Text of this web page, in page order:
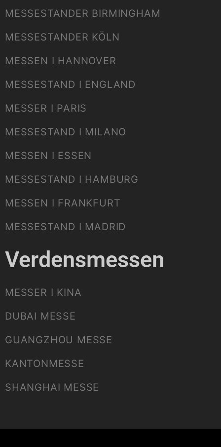
MESSESTANDER BIRMINGHAM
MESSESTANDER KÖLN
MESSEN I HANNOVER
MESSESTAND I ENGLAND
MESSER I PARIS
MESSESTAND I MILANO
MESSEN I ESSEN
MESSESTAND I HAMBURG
MESSEN I FRANKFURT
MESSESTAND I MADRID
Verdensmessen
MESSER I KINA
DUBAI MESSE
GUANGZHOU MESSE
KANTONMESSE
SHANGHAI MESSE